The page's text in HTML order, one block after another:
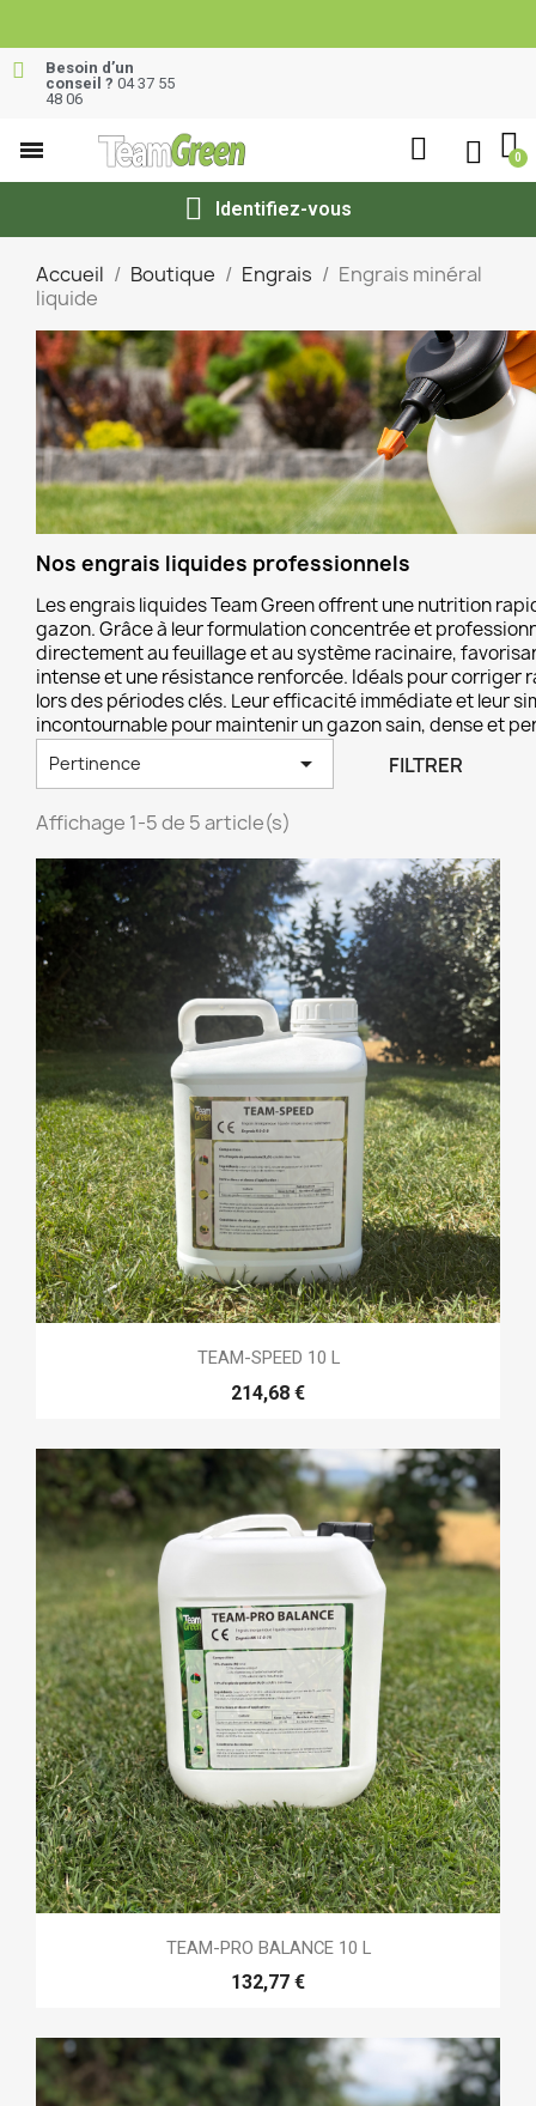
Besoin d’un
conseil ? 04 37 55
48 06
Identifiez-vous
Accueil Boutique Engrais
Engrais minéral
liquide
Nos engrais liquides professionnels
Les engrais liquides Team Green offrent une nutrition
gazon. Grâce à leur formulation concentrée et
directement au feuillage et au système racinaire,
intense et une résistance renforcée. Idéals pour corriger
lors des périodes clés. Leur efficacité immédiate et leur
incontournable pour maintenir un gazon sain, dense et
Pertinence  FILTRER
Affichage 1-5 de 5 article(s)
TEAM-SPEED 10 L
214,68 €
TEAM-PRO BALANCE 10 L
132,77 €